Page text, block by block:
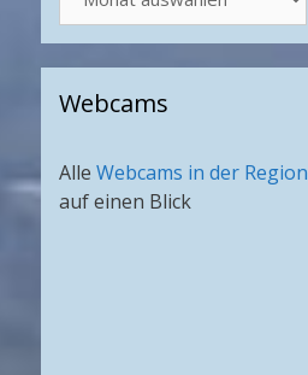
nach
Monat
Webcams
Alle Webcams in der Region
auf einen Blick